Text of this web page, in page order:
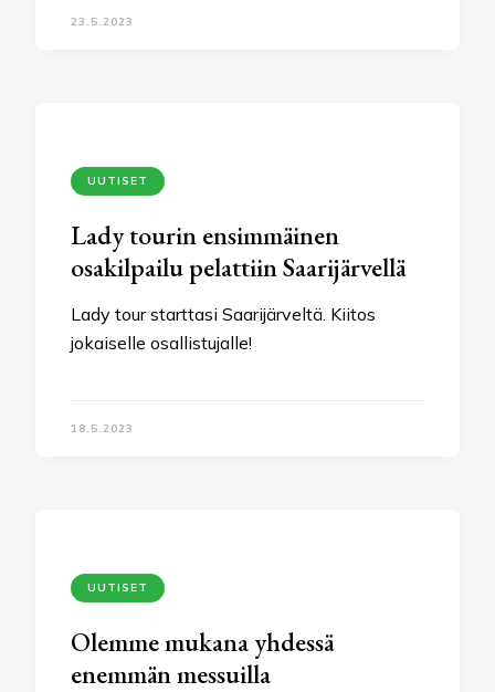
23.5.2023
UUTISET
Lady tourin ensimmäinen
osakilpailu pelattiin Saarijärvellä
Lady tour starttasi Saarijärveltä. Kiitos
jokaiselle osallistujalle!
18.5.2023
UUTISET
Olemme mukana yhdessä
enemmän messuilla